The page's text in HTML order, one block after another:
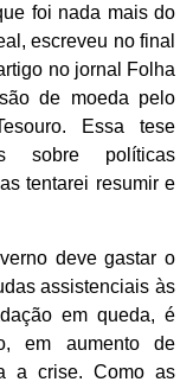
foi nada mais do
escreveu no final
no jornal Folha
de moeda pelo
Essa tese
sobre políticas
tentarei resumir e
deve gastar o
assistenciais às
em queda, é
em aumento de
a crise. Como as